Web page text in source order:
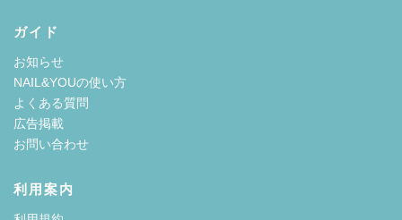
ガイド
お知らせ
NAIL&YOUの使い方
よくある質問
広告掲載
お問い合わせ
利用案内